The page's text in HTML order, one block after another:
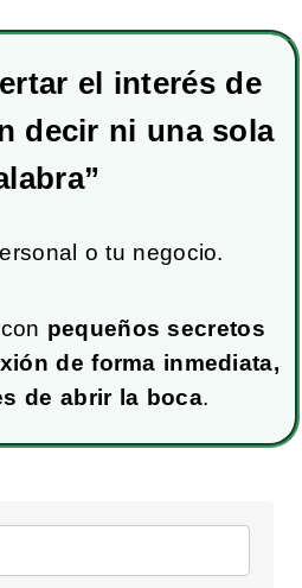
el interés de
decir ni una sola
o tu negocio.
pequeños secretos
de forma inmediata,
de abrir la boca.